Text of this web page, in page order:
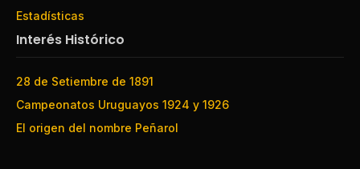
Estadísticas
Interés Histórico
28 de Setiembre de 1891
Campeonatos Uruguayos 1924 y 1926
El origen del nombre Peñarol